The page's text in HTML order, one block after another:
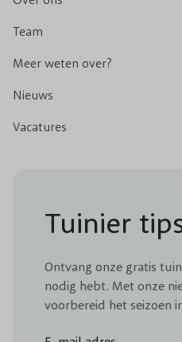
Team
Meer weten over?
Nieuws
Vacatures
Tuinier
Ontvang onze gratis
nodig hebt. Met onze
voorbereid het seizoen